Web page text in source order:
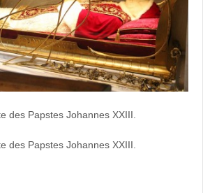
des Papstes Johannes XXIII.
des Papstes Johannes XXIII.